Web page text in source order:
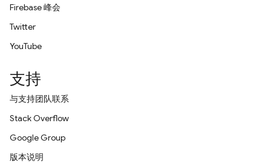
Firebase 峰会
Twitter
YouTube
支持
与支持团队联系
Stack Overflow
Google Group
版本说明